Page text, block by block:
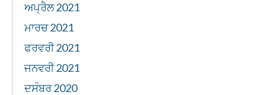
ਅਪ੍ਰੈਲ 2021
ਮਾਰਚ 2021
ਫਰਵਰੀ 2021
ਜਨਵਰੀ 2021
ਦਸੰਬਰ 2020